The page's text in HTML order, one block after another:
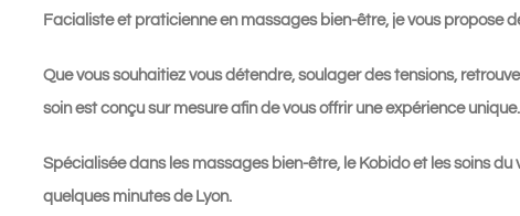
Facialiste et praticienne en massages bien-être, je vous propose
Que vous souhaitiez vous détendre, soulager des tensions,
soin est conçu sur mesure afin de vous offrir une expérience unique.
Spécialisée dans les massages bien-être, le Kobido et les soins
quelques minutes de Lyon.